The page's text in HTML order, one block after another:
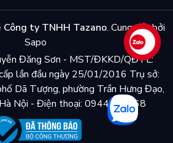
Công ty TNHH Tazano. Cung cấp bởi
Sapo
Đăng Sơn - MST/ĐKKD/QĐTL:
lần đầu ngày 25/01/2016 Trụ sở:
Dã Tượng, phường Trần Hưng Đạo,
Nội - Điện thoại: 0944048868
Liên hệ